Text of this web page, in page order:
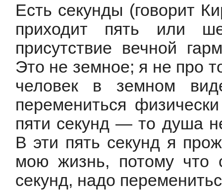
Есть секунды (говорит
приходит пять или
присутствие вечной
Это не земное; я не про
человек в земном
перемениться
пяти секунд — то душа
В эти пять секунд я
мою жизнь, потому что
секунд, надо